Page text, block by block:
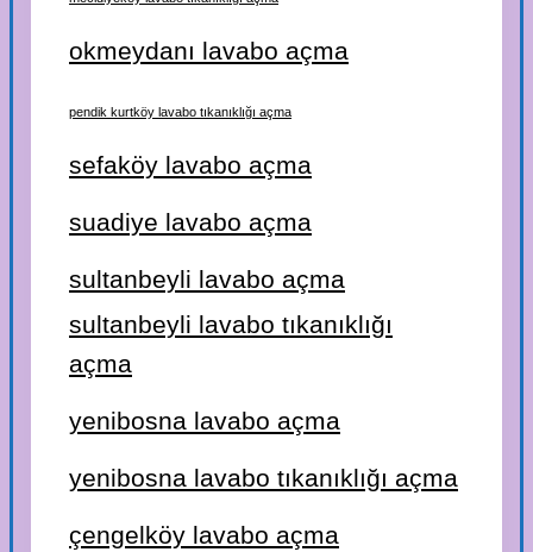
okmeydanı lavabo açma
pendik kurtköy lavabo tıkanıklığı açma
sefaköy lavabo açma
suadiye lavabo açma
sultanbeyli lavabo açma
sultanbeyli lavabo tıkanıklığı
açma
yenibosna lavabo açma
yenibosna lavabo tıkanıklığı açma
çengelköy lavabo açma